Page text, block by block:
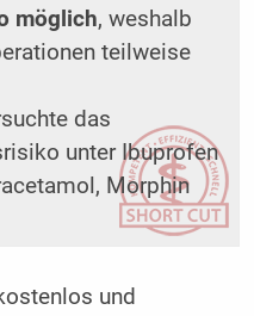
möglich, weshalb
teilweise
das
unter Ibuprofen
Morphin
und